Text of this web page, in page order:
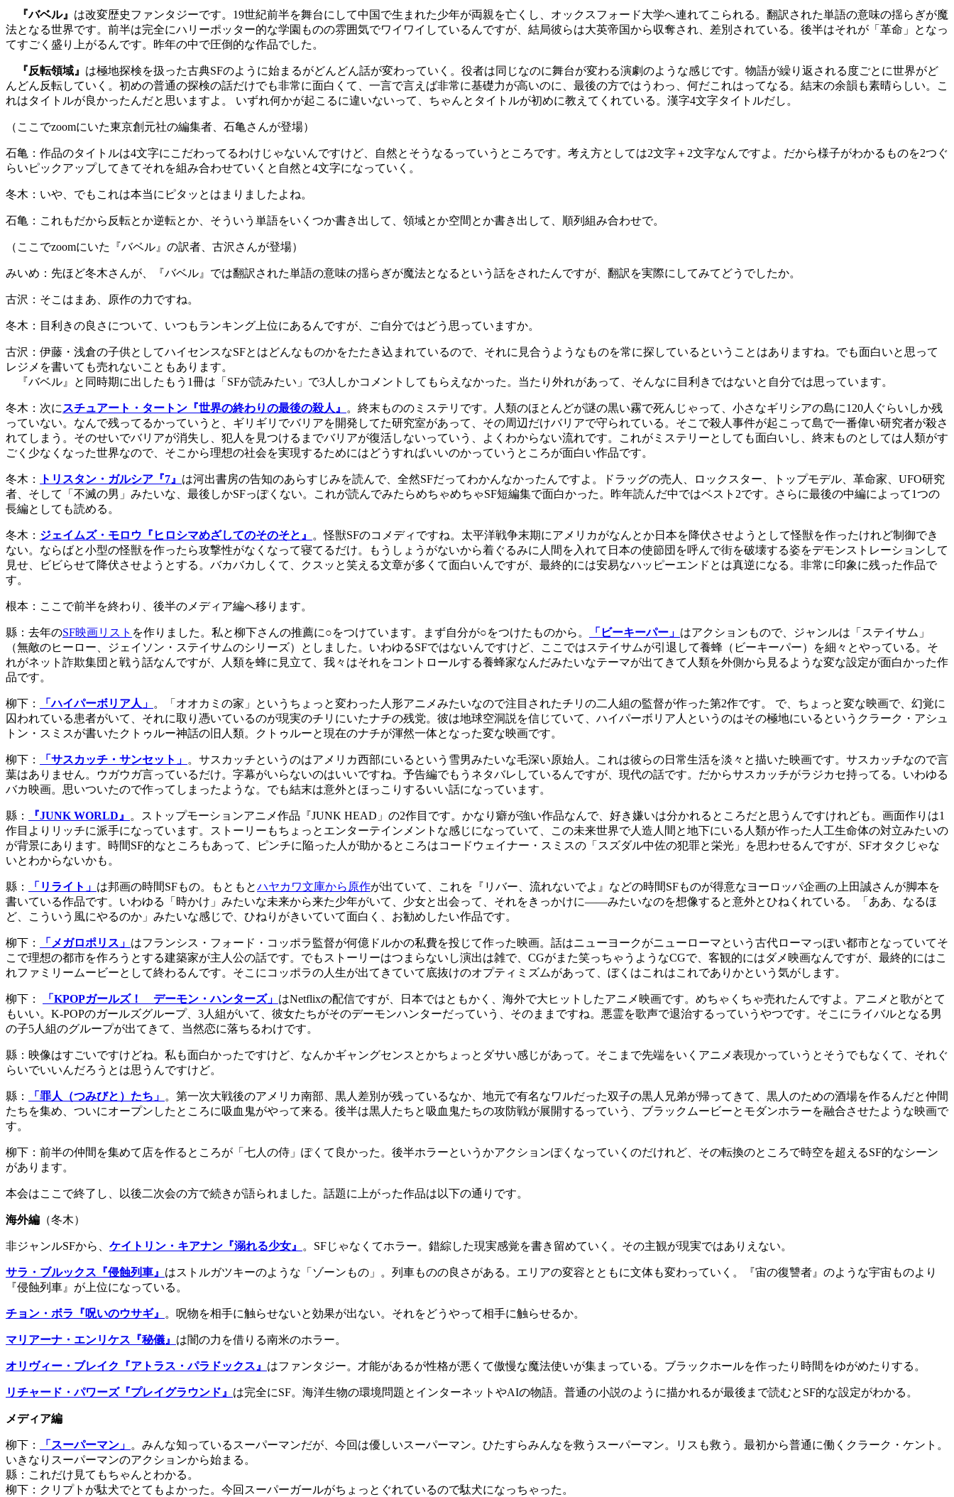
『バベル』 は改変歴史ファンタジーです。19世紀前半を舞台にして中国で生まれた少年が両親を亡くし、オックスフォード大学へ連れてこられる。翻訳された単語の意味の揺らぎが魔
法となる世界です。前半は完全にハリーポッター的な学園ものの雰囲気でワイワイしているんですが、結局彼らは大英帝国から収奪され、差別されている。後半はそれが「革命」となっ
てすごく盛り上がるんです。昨年の中で圧倒的な作品でした。
『反転領域』 は極地探検を扱った古典SFのように始まるがどんどん話が変わっていく。役者は同じなのに舞台が変わる演劇のような感じです。物語が繰り返される度ごとに世界がど
んどん反転していく。初めの普通の探検の話だけでも非常に面白くて、一言で言えば非常に基礎力が高いのに、最後の方ではうわっ、何だこれはってなる。結末の余韻も素晴らしい。こ
れはタイトルが良かったんだと思いますよ。 いずれ何かが起こるに違いないって、ちゃんとタイトルが初めに教えてくれている。漢字4文字タイトルだし。
（ここでzoomにいた東京創元社の編集者、石亀さんが登場）
石亀：作品のタイトルは4文字にこだわってるわけじゃないんですけど、自然とそうなるっていうところです。考え方としては2文字＋2文字なんですよ。だから様子がわかるものを2つぐ
らいピックアップしてきてそれを組み合わせていくと自然と4文字になっていく。
冬木：いや、でもこれは本当にピタッとはまりましたよね。
石亀：これもだから反転とか逆転とか、そういう単語をいくつか書き出して、領域とか空間とか書き出して、順列組み合わせで。
（ここでzoomにいた『バベル』の訳者、古沢さんが登場）
みいめ：先ほど冬木さんが、『バベル』では翻訳された単語の意味の揺らぎが魔法となるという話をされたんですが、翻訳を実際にしてみてどうでしたか。
古沢：そこはまあ、原作の力ですね。
冬木：目利きの良さについて、いつもランキング上位にあるんですが、ご自分ではどう思っていますか。
古沢：伊藤・浅倉の子供としてハイセンスなSFとはどんなものかをたたき込まれているので、それに見合うようなものを常に探しているということはありますね。でも面白いと思って
レジメを書いても売れないこともあります。
『バベル』と同時期に出したもう1冊は「SFが読みたい」で3人しかコメントしてもらえなかった。当たり外れがあって、そんなに目利きではないと自分では思っています。
冬木：次に スチュアート・タートン『世界の終わりの最後の殺人』
。終末もののミステリです。人類のほとんどが謎の黒い霧で死んじゃって、小さなギリシアの島に120人ぐらいしか残
っていない。なんで残ってるかっていうと、ギリギリでバリアを開発してた研究室があって、その周辺だけバリアで守られている。そこで殺人事件が起こって島で一番偉い研究者が殺さ
れてしまう。そのせいでバリアが消失し、犯人を見つけるまでバリアが復活しないっていう、よくわからない流れです。これがミステリーとしても面白いし、終末ものとしては人類がす
ごく少なくなった世界なので、そこから理想の社会を実現するためにはどうすればいいのかっていうところが面白い作品です。
冬木： トリスタン・ガルシア『7』 は河出書房の告知のあらすじみを読んで、全然SFだってわかんなかったんですよ。ドラッグの売人、ロックスター、トップモデル、革命家、UFO研究
者、そして「不滅の男」みたいな、最後しかSFっぽくない。これが読んでみたらめちゃめちゃSF短編集で面白かった。昨年読んだ中ではベスト2です。さらに最後の中編によって1つの
長編としても読める。
冬木： ジェイムズ・モロウ『ヒロシマめざしてのそのそと』
。怪獣SFのコメディですね。太平洋戦争末期にアメリカがなんとか日本を降伏させようとして怪獣を作ったけれど制御でき
ない。ならばと小型の怪獣を作ったら攻撃性がなくなって寝てるだけ。もうしょうがないから着ぐるみに人間を入れて日本の使節団を呼んで街を破壊する姿をデモンストレーションして
見せ、ビビらせて降伏させようとする。バカバカしくて、クスッと笑える文章が多くて面白いんですが、最終的には安易なハッピーエンドとは真逆になる。非常に印象に残った作品で
す。
根本：ここで前半を終わり、後半のメディア編へ移ります。
縣：去年のSF映画リスト を作りました。私と柳下さんの推薦に○をつけています。まず自分が○をつけたものから。 「ビーキーパー」 はアクションもので、ジャンルは「ステイサム」
（無敵のヒーロー、ジェイソン・ステイサムのシリーズ）としました。いわゆるSFではないんですけど、ここではステイサムが引退して養蜂（ビーキーパー）を細々とやっている。そ
れがネット詐欺集団と戦う話なんですが、人類を蜂に見立て、我々はそれをコントロールする養蜂家なんだみたいなテーマが出てきて人類を外側から見るような変な設定が面白かった作
品です。
柳下： 「ハイパーボリア人」 。「オオカミの家」というちょっと変わった人形アニメみたいなので注目されたチリの二人組の監督が作った第2作です。 で、ちょっと変な映画で、幻覚に
囚われている患者がいて、それに取り憑いているのが現実のチリにいたナチの残党。彼は地球空洞説を信じていて、ハイパーボリア人というのはその極地にいるというクラーク・アシュ
トン・スミスが書いたクトゥルー神話の旧人類。クトゥルーと現在のナチが渾然一体となった変な映画です。
柳下： 「サスカッチ・サンセット」 。サスカッチというのはアメリカ西部にいるという雪男みたいな毛深い原始人。これは彼らの日常生活を淡々と描いた映画です。サスカッチなので言
葉はありません。ウガウガ言っているだけ。字幕がいらないのはいいですね。予告編でもうネタバレしているんですが、現代の話です。だからサスカッチがラジカセ持ってる。いわゆる
バカ映画。思いついたので作ってしまったような。でも結末は意外とほっこりするいい話になっています。
縣： 『JUNK WORLD』
。ストップモーションアニメ作品『JUNK HEAD」の2作目です。かなり癖が強い作品なんで、好き嫌いは分かれるところだと思うんですけれども。画面作りは1
作目よりリッチに派手になっています。ストーリーもちょっとエンターテインメントな感じになっていて、この未来世界で人造人間と地下にいる人類が作った人工生命体の対立みたいの
が背景にあります。時間SF的なところもあって、ピンチに陥った人が助かるところはコードウェイナー・スミスの「スズダル中佐の犯罪と栄光」を思わせるんですが、SFオタクじゃな
いとわからないかも。
縣： 「リライト」 は邦画の時間SFもの。もともとハヤカワ文庫から原作が出ていて、これを『リバー、流れないでよ』などの時間SFものが得意なヨーロッパ企画の上田誠さんが脚本を
書いている作品です。いわゆる「時かけ」みたいな未来から来た少年がいて、少女と出会って、それをきっかけに――みたいなのを想像すると意外とひねくれている。「ああ、なるほ
ど、こういう風にやるのか」みたいな感じで、ひねりがきいていて面白く、お勧めしたい作品です。
柳下： 「メガロポリス」 はフランシス・フォード・コッポラ監督が何億ドルかの私費を投じて作った映画。話はニューヨークがニューローマという古代ローマっぽい都市となっていてそ
こで理想の都市を作ろうとする建築家が主人公の話です。でもストーリーはつまらないし演出は雑で、CGがまた笑っちゃうようなCGで、客観的にはダメ映画なんですが、最終的にはこ
れファミリームービーとして終わるんです。そこにコッポラの人生が出てきていて底抜けのオプティミズムがあって、ぼくはこれはこれでありかという気がします。
柳下： 「KPOPガールズ！ デーモン・ハンターズ」 はNetflixの配信ですが、日本ではともかく、海外で大ヒットしたアニメ映画です。めちゃくちゃ売れたんですよ。アニメと歌がとて
もいい。K-POPのガールズグループ、3人組がいて、彼女たちがそのデーモンハンターだっていう、そのままですね。悪霊を歌声で退治するっていうやつです。そこにライバルとなる男
の子5人組のグループが出てきて、当然恋に落ちるわけです。
縣：映像はすごいですけどね。私も面白かったですけど、なんかギャングセンスとかちょっとダサい感じがあって。そこまで先端をいくアニメ表現かっていうとそうでもなくて、それぐ
らいでいいんだろうとは思うんですけど。
縣： 「罪人（つみびと）たち」 。第一次大戦後のアメリカ南部、黒人差別が残っているなか、地元で有名なワルだった双子の黒人兄弟が帰ってきて、黒人のための酒場を作るんだと仲間
たちを集め、ついにオープンしたところに吸血鬼がやって来る。後半は黒人たちと吸血鬼たちの攻防戦が展開するっていう、ブラックムービーとモダンホラーを融合させたような映画で
す。
柳下：前半の仲間を集めて店を作るところが「七人の侍」ぽくて良かった。後半ホラーというかアクションぽくなっていくのだけれど、その転換のところで時空を超えるSF的なシーン
があります。
本会はここで終了し、以後二次会の方で続きが語られました。話題に上がった作品は以下の通りです。
海外編 （冬木）
非ジャンルSFから、 ケイトリン・キアナン『溺れる少女』 。SFじゃなくてホラー。錯綜した現実感覚を書き留めていく。その主観が現実ではありえない。
サラ・ブルックス『侵蝕列車』 はストルガツキーのような「ゾーンもの」。列車ものの良さがある。エリアの変容とともに文体も変わっていく。『宙の復讐者』のような宇宙ものより
『侵蝕列車』が上位になっている。
チョン・ボラ『呪いのウサギ』 。呪物を相手に触らせないと効果が出ない。それをどうやって相手に触らせるか。
マリアーナ・エンリケス『秘儀』 は闇の力を借りる南米のホラー。
オリヴィー・ブレイク『アトラス・パラドックス』 はファンタジー。才能があるが性格が悪くて傲慢な魔法使いが集まっている。ブラックホールを作ったり時間をゆがめたりする。
リチャード・パワーズ『プレイグラウンド』 は完全にSF。海洋生物の環境問題とインターネットやAIの物語。普通の小説のように描かれるが最後まで読むとSF的な設定がわかる。
メディア編
柳下： 「スーパーマン」 。みんな知っているスーパーマンだが、今回は優しいスーパーマン。ひたすらみんなを救うスーパーマン。リスも救う。最初から普通に働くクラーク・ケント。
いきなりスーパーマンのアクションから始まる。
縣：これだけ見てもちゃんとわかる。
柳下：クリプトが駄犬でとてもよかった。今回スーパーガールがちょっとぐれているので駄犬になっちゃった。